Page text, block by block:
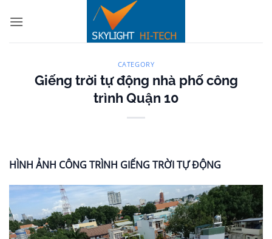
qua
CATEGORY
Giếng trời tự động nhà phố công
trình Quận 10
HÌNH ẢNH CÔNG TRÌNH GIẾNG TRỜI TỰ ĐỘNG